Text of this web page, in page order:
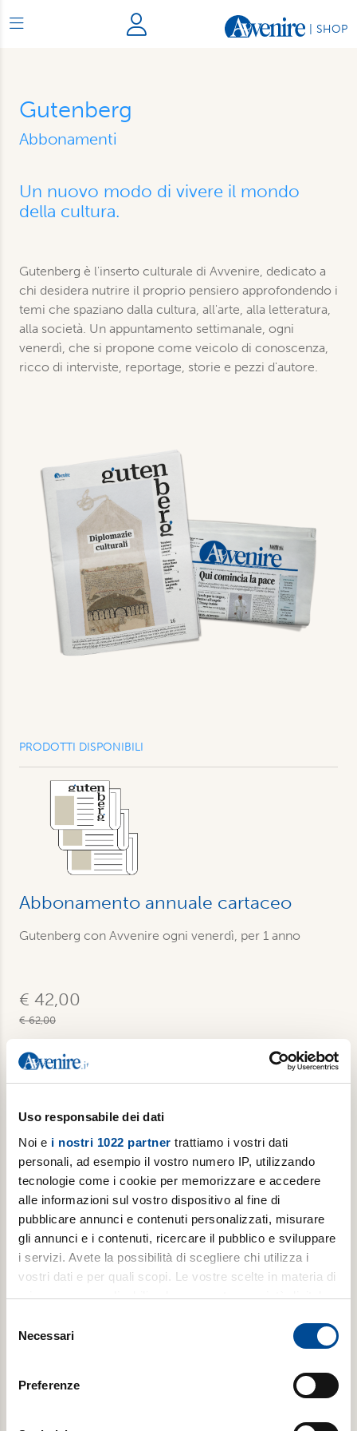
Uso responsabile dei dati
Noi e i nostri 1022 partner trattiamo i vostri dati
personali, ad esempio il vostro numero IP, utilizzando
tecnologie come i cookie per memorizzare e accedere
alle informazioni sul vostro dispositivo al fine di
pubblicare annunci e contenuti personalizzati, misurare
gli annunci e i contenuti, ricercare il pubblico e sviluppare
i servizi. Avete la possibilità di scegliere chi utilizza i
vostri dati e per quali scopi. Le vostre scelte in materia di
privacy sono applicabili solo su questa proprietà digitale
modificare o revocare il proprio consenso in qualsiasi
momento dalla Dichiarazione sui cookie o facendo clic
delNecessari
Preferenze
SHOP
Gutenberg
Abbonamenti
Un nuovo modo di vivere il mondo
della cultura.
Gutenberg è l'inserto culturale di Avvenire, dedicato a
chi desidera nutrire il proprio pensiero approfondendo i
temi che spaziano dalla cultura, all'arte, alla letteratura,
alla società. Un appuntamento settimanale, ogni
venerdì, che si propone come veicolo di conoscenza,
ricco di interviste, reportage, storie e pezzi d'autore.
PRODOTTI DISPONIBILI
Abbonamento annuale cartaceo
Gutenberg con Avvenire ogni venerdì, per 1 anno
€ 42,00
€ 62,00
Acquista
Abbonamento annuale digitale
Gutenberg con Avvenire ogni venerdì, per 1 anno
€ 19,99